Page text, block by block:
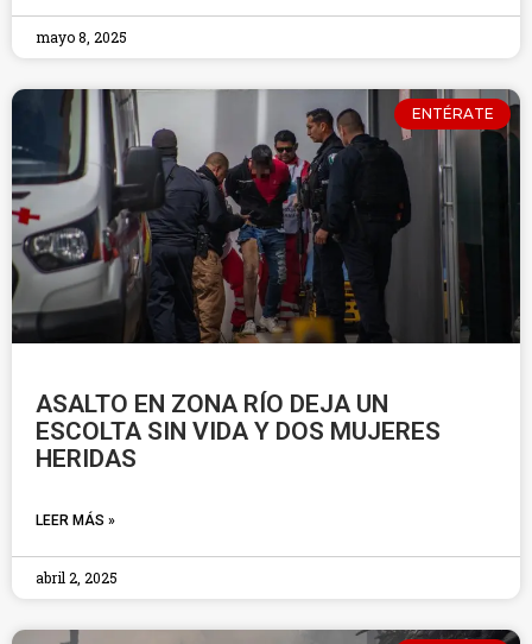
mayo 8, 2025
ENTÉRATE
ASALTO EN ZONA RÍO DEJA UN
ESCOLTA SIN VIDA Y DOS MUJERES
HERIDAS
LEER MÁS »
abril 2, 2025